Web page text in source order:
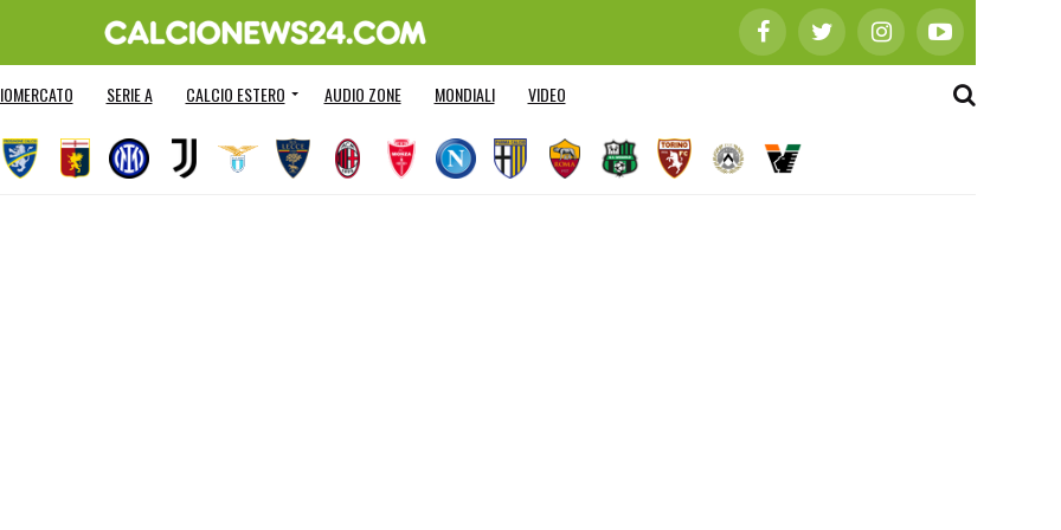
SERIE A CALCIO ESTERO AUDIO ZONE MONDIALI VIDEO